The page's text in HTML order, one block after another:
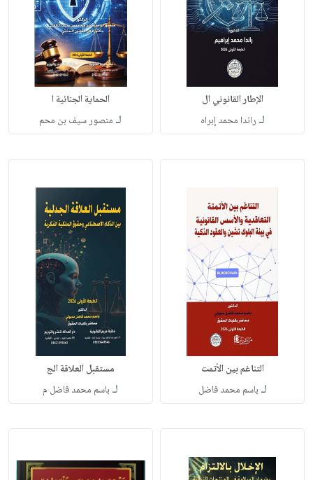
الإطار القانوني ال
لـ راندا محمد إبراه
الحماية الجنائية ا
لـ منصور سيف بن محم
التناغم بين الأتمت
لـ باسم محمد فاضل
مستقبل العلاقة الج
لـ باسم محمد فاضل م